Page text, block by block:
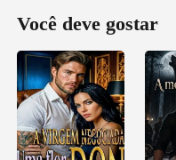
Você deve gostar